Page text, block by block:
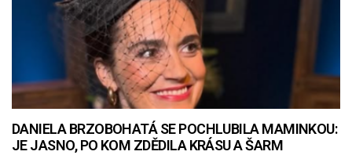
DANIELA BRZOBOHATÁ SE POCHLUBILA MAMINKOU:
JE JASNO, PO KOM ZDĚDILA KRÁSU A ŠARM